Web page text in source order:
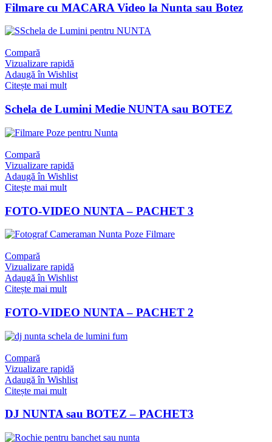
Filmare cu MACARA Video la Nunta sau Botez
Compară
Vizualizare rapidă
Adaugă în Wishlist
Citește mai mult
Schela de Lumini Medie NUNTA sau BOTEZ
Compară
Vizualizare rapidă
Adaugă în Wishlist
Citește mai mult
FOTO-VIDEO NUNTA – PACHET 3
Compară
Vizualizare rapidă
Adaugă în Wishlist
Citește mai mult
FOTO-VIDEO NUNTA – PACHET 2
Compară
Vizualizare rapidă
Adaugă în Wishlist
Citește mai mult
DJ NUNTA sau BOTEZ – PACHET3